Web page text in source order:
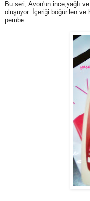
Bu seri, Avon'un ince,yağlı
oluşuyor. İçeriği böğürtlen ve
pembe.